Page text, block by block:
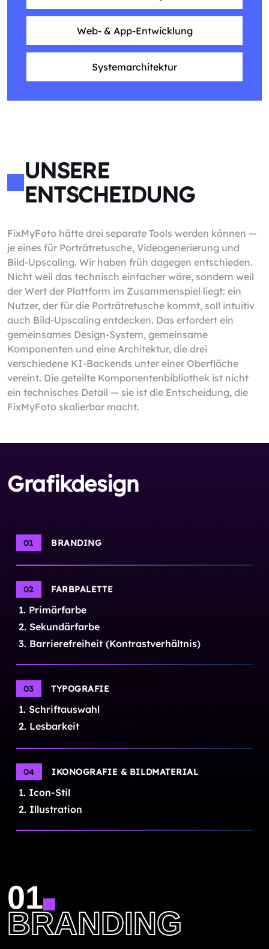
Web- & App-Entwicklung
Systemarchitektur
UNSERE
ENTSCHEIDUNG
FixMyFoto hätte drei separate Tools werden können —
je eines für Porträtretusche, Videogenerierung und
Bild-Upscaling. Wir haben früh dagegen entschieden.
Nicht weil das technisch einfacher wäre, sondern weil
der Wert der Plattform im Zusammenspiel liegt: ein
Nutzer, der für die Porträtretusche kommt, soll intuitiv
auch Bild-Upscaling entdecken. Das erfordert ein
gemeinsames Design-System, gemeinsame
Komponenten und eine Architektur, die drei
verschiedene KI-Backends unter einer Oberfläche
vereint. Die geteilte Komponentenbibliothek ist nicht
ein technisches Detail — sie ist die Entscheidung, die
FixMyFoto skalierbar macht.
Grafikdesign
01 BRANDING
02 FARBPALETTE
1. Primärfarbe
2. Sekundärfarbe
3. Barrierefreiheit (Kontrastverhältnis)
03 TYPOGRAFIE
1. Schriftauswahl
2. Lesbarkeit
04 IKONOGRAFIE & BILDMATERIAL
1. Icon-Stil
2. Illustration
01
BRANDING